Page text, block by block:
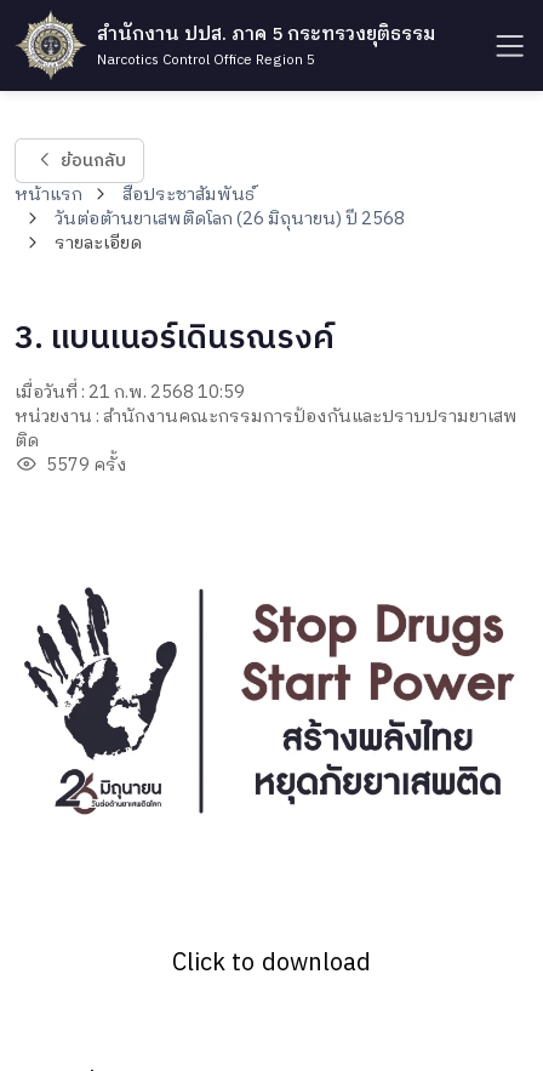
สำนักงาน ปปส. ภาค 5 กระทรวงยุติธรรม
Narcotics Control Office Region 5
ย้อนกลับ
หน้าแรก
สื่อประชาสัมพันธ์
วันต่อต้านยาเสพติดโลก (26 มิถุนายน) ปี 2568
รายละเอียด
3. แบนเนอร์เดินรณรงค์
เมื่อวันที่ : 21 ก.พ. 2568 10:59
หน่วยงาน : สำนักงานคณะกรรมการป้องกันและปราบปรามยาเสพ
ติด
5579 ครั้ง
Click to download